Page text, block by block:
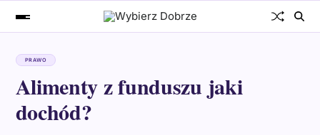
PRAWO
Alimenty z funduszu jaki
dochód?